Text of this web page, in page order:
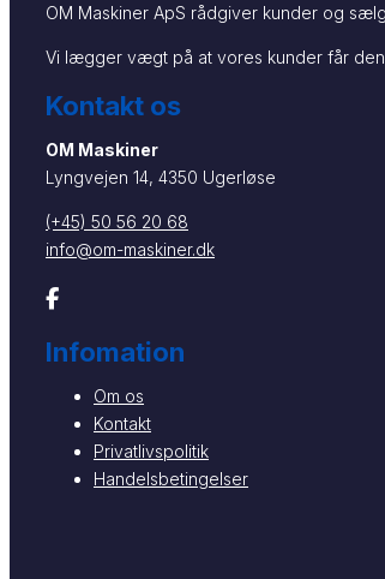
OM Maskiner ApS rådgiver kunder og
Vi lægger vægt på at vores kunder får
Kontakt os
OM Maskiner
Lyngvejen 14, 4350 Ugerløse
(+45) 50 56 20 68
info@om-maskiner.dk
Infomation
Om os
Kontakt
Privatlivspolitik
Handelsbetingelser